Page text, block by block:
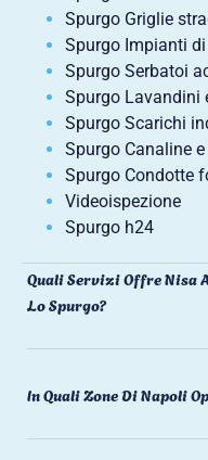
Spurgo Griglie
Spurgo Impianti
Spurgo Serbatoi
Spurgo Lavandini
Spurgo Scarichi
Spurgo Canaline
Spurgo Condotte
Videoispezione
Spurgo h24
Quali Servizi Offre Nisa
Lo Spurgo?
In Quali Zone Di Napoli